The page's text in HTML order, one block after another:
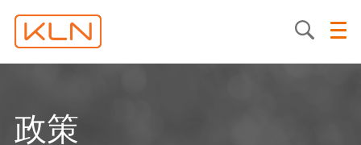
政策